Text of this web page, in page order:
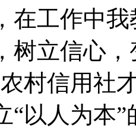
在工作中
树立信心
村信用社
“以人为本